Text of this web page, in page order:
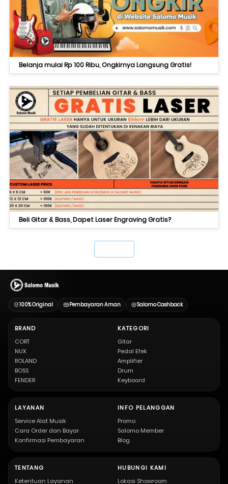
Belanja mulai Rp 100 Ribu, Ongkirnya Langsung Gratis!
Beli Gitar & Bass, Dapet Laser Engraving Gratis?
100% Original Pembayaran Aman Salomo Cashback
BRAND
CORT
NUX
ROLAND
BOSS
FENDER
KATEGORI
Gitar
Pedal Efek
Amplifier
Drum
Keyboard
LAYANAN
Service Alat Musik
Cara Order dan Bayar
Konfirmasi Pembayaran
INFO PELANGGAN
Promo
Salomo Member
Blog
TENTANG
Ketentuan Layanan
HUBUNGI KAMI
Lokasi Showroom